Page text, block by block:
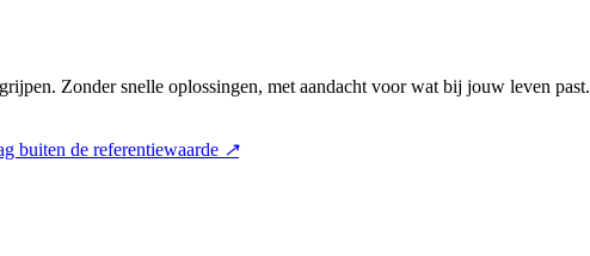
Zonder snelle oplossingen, met aandacht voor wat bij jouw leven past.
buiten de referentiewaarde ↗